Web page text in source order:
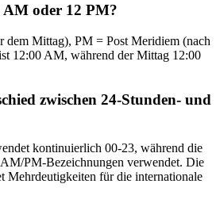
oder 12 PM?
Mittag), PM = Post Meridiem (nach
12:00 AM, während der Mittag 12:00
zwischen 24-Stunden- und
kontinuierlich 00-23, während die
PM-Bezeichnungen verwendet. Die
Mehrdeutigkeiten für die internationale